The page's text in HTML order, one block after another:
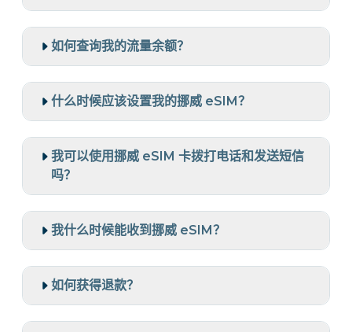
如何查询我的流量余额？
什么时候应该设置我的挪威 eSIM？
我可以使用挪威 eSIM 卡拨打电话和发送短信
吗？
我什么时候能收到挪威 eSIM？
如何获得退款？